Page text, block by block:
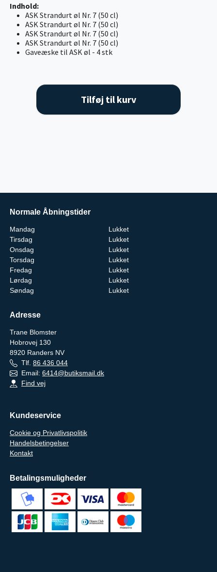
Indhold:
ASK Strandurt øl Nr. 7 (50 cl)
ASK Strandurt øl Nr. 7 (50 cl)
ASK Strandurt øl Nr. 7 (50 cl)
ASK Strandurt øl Nr. 7 (50 cl)
Gaveæske til ASK øl - 4 stk
Tilføj til kurv
Normale Åbningstider
Mandag
Lukket
Tirsdag
Lukket
Onsdag
Lukket
Torsdag
Lukket
Fredag
Lukket
Lørdag
Lukket
Søndag
Lukket
Adresse
Trane Blomster
Hobrovej 130
8920 Randers NV
Tlf. 86 436 044
Email: 6414@butiksmail.dk
Find vej
Kundeservice
Cookie og Privatlivspolitik
Handelsbetingelser
Kontakt
Betalingsmuligheder